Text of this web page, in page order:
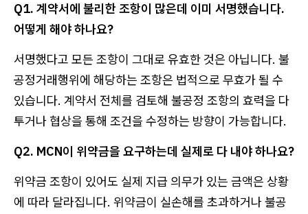
Q1. 계약서에 불리한 조항이 많은데 이미 서명했습니다.
어떻게 해야 하나요?
서명했다고 모든 조항이 그대로 유효한 것은 아닙니다. 불
공정거래행위에 해당하는 조항은 법적으로 무효가 될 수
있습니다. 계약서 전체를 검토해 불공정 조항의 효력을 다
투거나 협상을 통해 조건을 수정하는 방향이 가능합니다.
Q2. MCN이 위약금을 요구하는데 실제로 다 내야 하나요?
위약금 조항이 있어도 실제 지급 의무가 있는 금액은 상황
에 따라 달라집니다. 위약금이 실손해를 초과하거나 불공